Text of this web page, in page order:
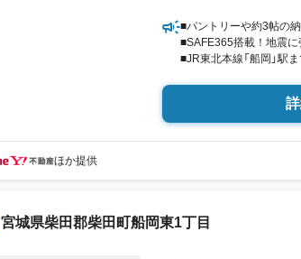
■パントリーや約3帖の納
■SAFE365搭載！地震
■JR東北本線「船岡」駅
永大ハウス工業の強み
仙台市を中心に宮城県
こちらでは当社の強み
ております。
さらに教育施設や商業
ほか提供
宮城県柴田郡柴田町船岡東1丁目